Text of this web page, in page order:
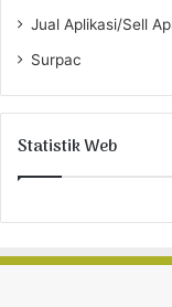
Jual Aplikasi/Sell
Surpac
Statistik Web